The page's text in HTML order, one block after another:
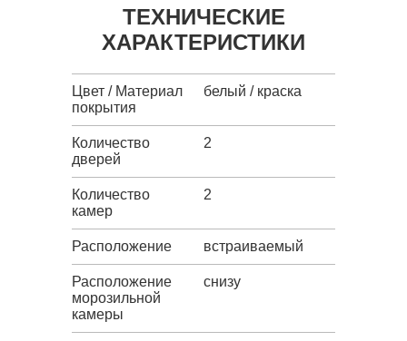
ТЕХНИЧЕСКИЕ
ХАРАКТЕРИСТИКИ
Цвет / Материал
покрытия
белый / краска
Количество
дверей
2
Количество
камер
2
Расположение встраиваемый
Расположение
морозильной
камеры
снизу